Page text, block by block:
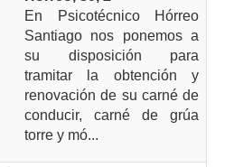
En Psicotécnico Hórreo
Santiago nos ponemos a
su disposición para
tramitar la obtención y
renovación de su carné de
conducir, carné de grúa
torre y mó...